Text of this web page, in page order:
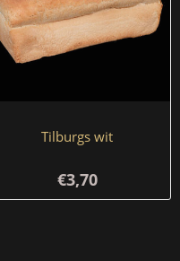
Tilburgs wit
€3,70